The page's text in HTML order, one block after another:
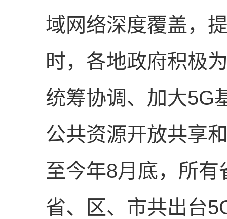
域网络深度覆盖，
时，各地政府积极
统筹协调、加大5G
公共资源开放共享
至今年8月底，所
省、区、市共出台